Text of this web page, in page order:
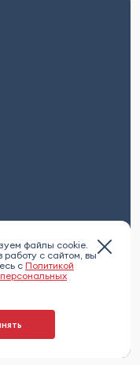
файлы cookie.
с сайтом, вы
сПолитикой
и партнеры»